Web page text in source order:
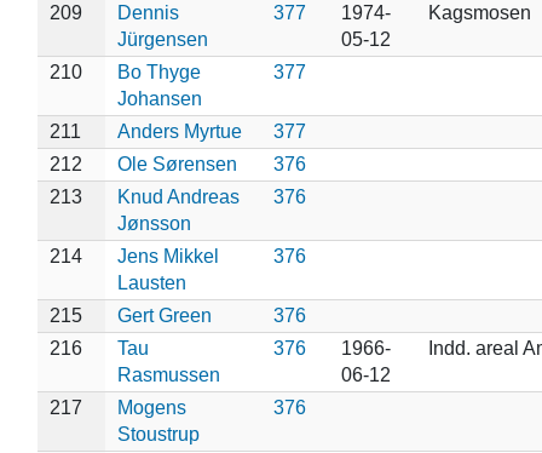
209
Dennis
Jürgensen
377
1974-
05-12
Kagsmosen
210
Bo Thyge
Johansen
377
211 Anders Myrtue
377
212
Ole Sørensen
376
213
Knud Andreas
Jønsson
376
214
Jens Mikkel
Lausten
376
215 Gert Green
376
216
Tau
Rasmussen
376
1966-
06-12
Indd. areal
217
Mogens
Stoustrup
376